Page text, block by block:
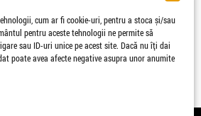
cum ar fi cookie-uri, pentru a stoca și/sau
pentru aceste tehnologii ne permite să
sau ID-uri unice pe acest site. Dacă nu îți dai
poate avea afecte negative asupra unor anumite